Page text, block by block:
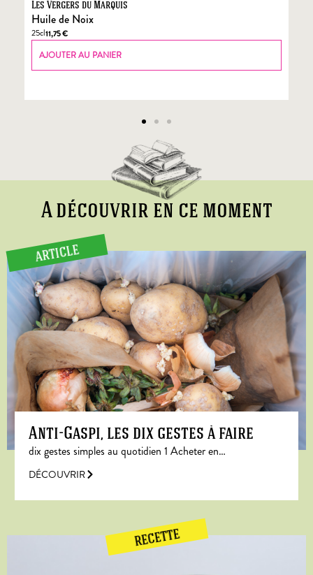
Les Vergers du Marquis
Huile de Noix
25cl11,75€
AJOUTER AU PANIER
A découvrir en ce moment
ARTICLE
Anti-Gaspi, les dix gestes à faire
dix gestes simples au quotidien 1 Acheter en…
DÉCOUVRIR
RECETTE